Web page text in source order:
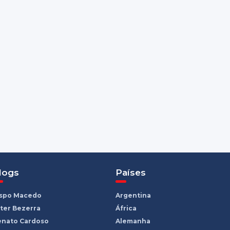
Macedo
Bezerra
Cardoso
Países
Argentina
África
Alemanha